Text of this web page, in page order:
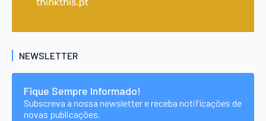
NEWSLETTER
Fique Sempre Informado!
Subscreva a nossa newsletter e receba notificações de
novas publicações.